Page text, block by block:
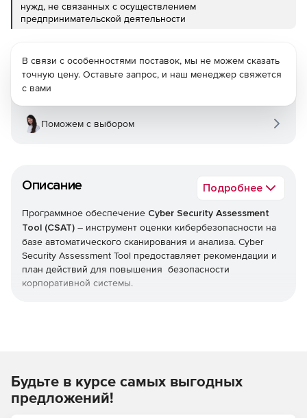
нужд, не связанных с осуществлением
предпринимательской деятельности
Описание Подробнее
Программное обеспечение Cyber Security Assessment
Tool (CSAT) – инструмент оценки кибербезопасности на
базе автоматического сканирования и анализа. Cyber
Security Assessment Tool предоставляет рекомендации и
план действий для повышения безопасности
корпоративной системы.
Сканирование Active Directory и Azure AD.
В связи с особенностями поставок, мы не можем сказать
точную цену. Оставьте запрос, и наш менеджер свяжется
с вами
Поможем с выбором
Будьте в курсе самых выгодных
предложений!